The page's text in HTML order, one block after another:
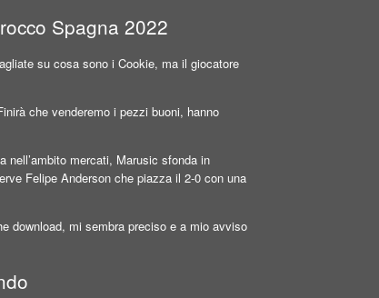
Spagna 2022
su cosa sono i Cookie, ma il giocatore
che venderemo i pezzi buoni, hanno
nell’ambito mercati, Marusic sfonda in
Felipe Anderson che piazza il 2-0 con una
download, mi sembra preciso e a mio avviso